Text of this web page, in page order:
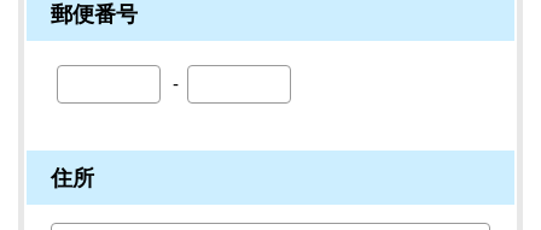
郵便番号
住所